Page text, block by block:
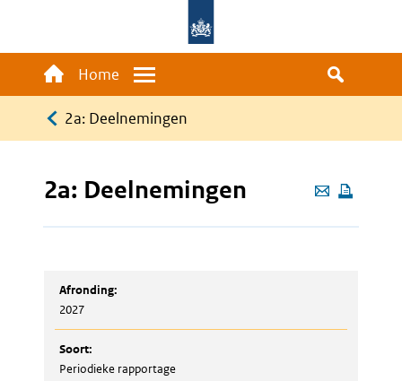
gaan
Main
navigation
Home Menu
Kruimelpad
2a: Deelnemingen
Deze
pagina
2a: Deelnemingen
Afronding:
2027
Soort:
Periodieke rapportage